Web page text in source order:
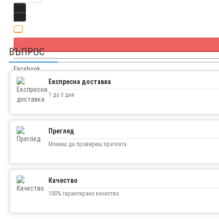
Facebook
Twitter
ВЪПРОС
Експресна доставка
1 до 3 дни
Преглед
Можеш да провериш пратката
Качество
100% гарантирано качество